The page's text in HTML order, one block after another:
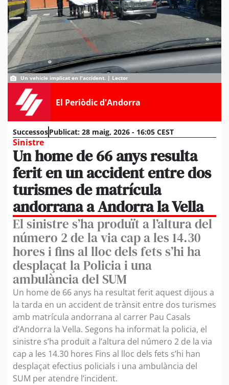
Un vehicle implicat en l'accident. | Lector
El Periòdic d'Andorra
SuccessosPublicat: 28 maig, 2026 - 16:05 CEST
Sinistre
Un home de 66 anys resulta
ferit en un accident entre dos
turismes de matrícula
andorrana a Andorra la Vella
El sinistre s’ha produït a l’altura del
número 2 de la via cap a les 14.30
hores i fins al lloc dels fets s’hi ha
desplaçat la Policia i una
ambulància del SUM
Un home de 66 anys ha resultat ferit aquest dijous a
la tarda en un accident de trànsit entre dos turismes
amb matrícula andorrana al carrer Pau Casals
d’Andorra la Vella. Segons ha informat la policia, el
sinistre s’ha produït a l’altura del número 2 de la via
cap a les 14.30 hores Fins al lloc dels fets s’hi han
desplaçat efectius policials i una ambulància del
SUM per atendre l’incident.